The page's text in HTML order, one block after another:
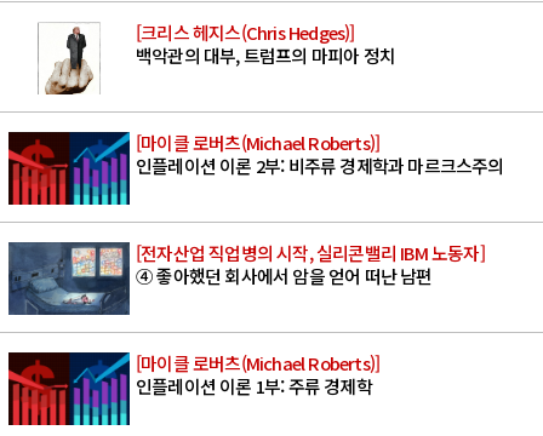
[크리스 헤지스(Chris Hedges)]
백악관의 대부, 트럼프의 마피아 정치
[마이클 로버츠(Michael Roberts)]
인플레이션 이론 2부: 비주류 경제학과 마르크스주의
[전자산업 직업병의 시작, 실리콘밸리 IBM 노동자]
④ 좋아했던 회사에서 암을 얻어 떠난 남편
[마이클 로버츠(Michael Roberts)]
인플레이션 이론 1부: 주류 경제학